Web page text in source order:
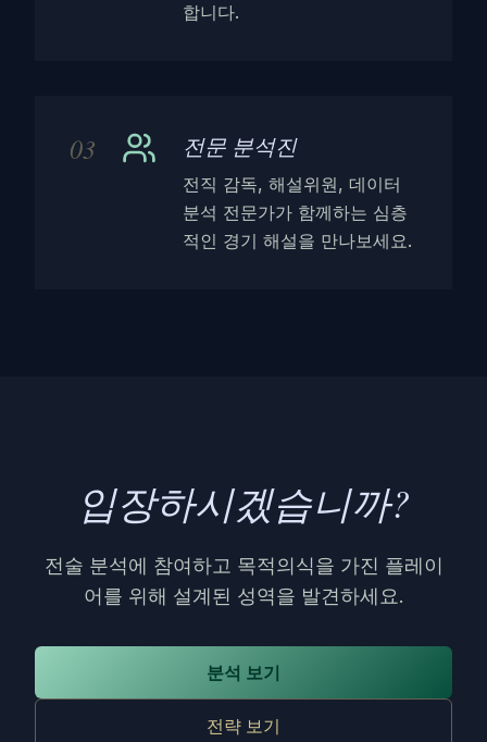
합니다.
03 전문 분석진
전직 감독, 해설위원, 데이터
분석 전문가가 함께하는 심층
적인 경기 해설을 만나보세요.
입장하시겠습니까?
전술 분석에 참여하고 목적의식을 가진 플레이
어를 위해 설계된 성역을 발견하세요.
분석 보기
전략 보기